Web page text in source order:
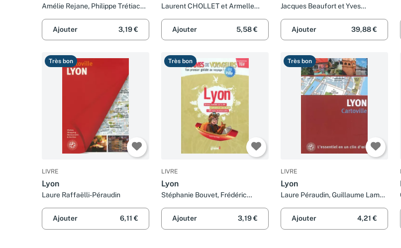
Amélie Rejane, Philippe Trétiack
Ajouter
3,19 €
Laurent CHOLLET et Armelle
Ajouter
5,58 €
Lyon) : Des aqueducs
romains au quartier de la
Confluence
Jacques Beaufort et Yves
Ajouter
39,88 €
Très bon
LIVRE
Lyon
Laure Raffaëlli-Péraudin
Ajouter 6,11 €
Très bon
LIVRE
Lyon
Stéphanie Bouvet, Frédéric
Houée et Philippe Bucamp
Ajouter 3,19 €
Très bon
LIVRE
Lyon
Laure Péraudin, Guillaume Lamy
Ajouter
4,21 €